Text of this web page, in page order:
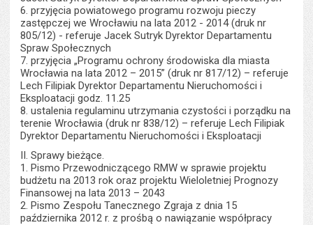
6. przyjęcia powiatowego programu rozwoju pieczy
zastępczej we Wrocławiu na lata 2012 - 2014 (druk nr
805/12) - referuje Jacek Sutryk Dyrektor Departamentu
Spraw Społecznych
7. przyjęcia „Programu ochrony środowiska dla miasta
Wrocławia na lata 2012 – 2015” (druk nr 817/12) – referuje
Lech Filipiak Dyrektor Departamentu Nieruchomości i
Eksploatacji godz. 11.25
8. ustalenia regulaminu utrzymania czystości i porządku na
terenie Wrocławia (druk nr 838/12) – referuje Lech Filipiak
Dyrektor Departamentu Nieruchomości i Eksploatacji
II. Sprawy bieżące.
1. Pismo Przewodniczącego RMW w sprawie projektu
budżetu na 2013 rok oraz projektu Wieloletniej Prognozy
Finansowej na lata 2013 – 2043
2. Pismo Zespołu Tanecznego Zgraja z dnia 15
października 2012 r. z prośbą o nawiązanie współpracy